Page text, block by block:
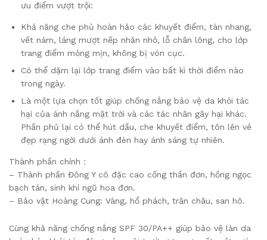
ưu điểm vượt trội:
Khả năng che phủ hoàn hảo các khuyết điểm, tàn nhang,
vết nám, láng mượt nếp nhăn nhỏ, lỗ chân lông, cho lớp
trang điểm mỏng mịn, không bị vón cục.
Có thể dặm lại lớp trang điểm vào bất kì thời điểm nào
trong ngày.
Là một lựa chọn tốt giúp chống nắng bảo vệ da khỏi tác
hại của ánh nắng mặt trời và các tác nhân gây hại khác.
Phấn phủ lại có thể hút dầu, che khuyết điểm, tôn lên vẻ
đẹp rạng ngời dưới ánh đèn hay ánh sáng tự nhiên.
Thành phần chính :
– Thành phần Đông Y cô đặc cao cống thần đơn, hồng ngọc
bạch tán, sinh khí ngũ hoa đơn.
– Bảo vật Hoàng Cung: Vàng, hổ phách, trân châu, san hô.
Cùng khả năng chống nắng SPF 30/PA++ giúp bảo vệ làn da